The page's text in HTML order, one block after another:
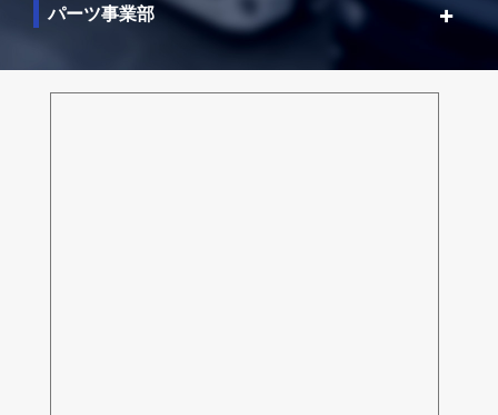
パーツ事業部